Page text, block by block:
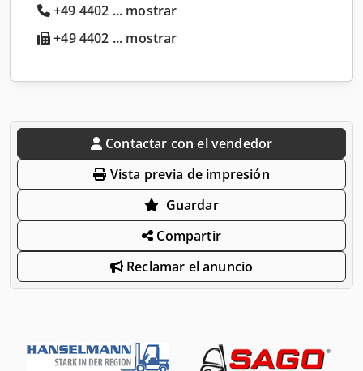
+49 4402 ... mostrar
+49 4402 ... mostrar
Contactar con el vendedor
Vista previa de impresión
Guardar
Compartir
Reclamar el anuncio